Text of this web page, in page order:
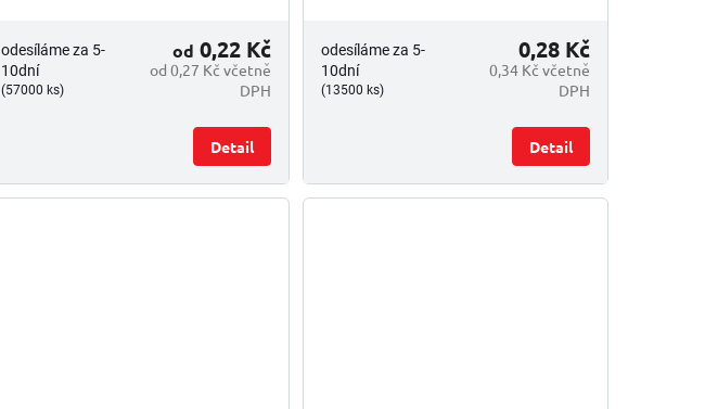
odesíláme za 5-
10dní
(57000 ks)
od 0,27 Kč včetně
DPH
od 0,22 Kč
Detail
odesíláme za 5-
10dní
(13500 ks)
0,34 Kč včetně
DPH
0,28 Kč
Detail